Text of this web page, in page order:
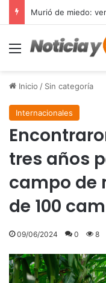
Menú
Inicio / Sin categoría
Internacionales
tres años
campo de
de 100
09/06/2024 0 8